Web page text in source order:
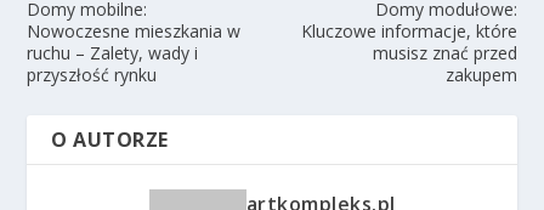
Domy mobilne:
Nowoczesne mieszkania w
ruchu – Zalety, wady i
przyszłość rynku
Domy modułowe:
Kluczowe informacje, które
musisz znać przed
zakupem
O AUTORZE
artkompleks.pl